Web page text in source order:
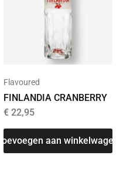
Flavoured
FINLANDIA CRANBERRY
€22,95
Toevoegen aan winkelwagen